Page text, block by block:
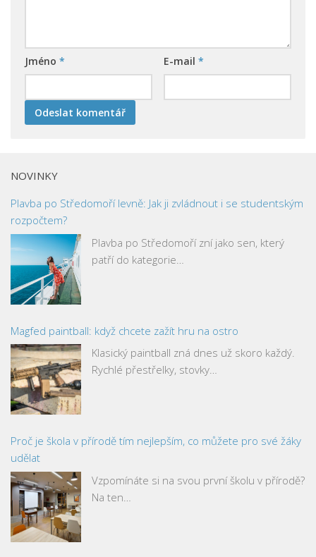
Jméno * E-mail *
NOVINKY
Plavba po Středomoří levně: Jak ji zvládnout i se studentským
rozpočtem?
Plavba po Středomoří zní jako sen, který
patří do kategorie…
Magfed paintball: když chcete zažít hru na ostro
Klasický paintball zná dnes už skoro každý.
Rychlé přestřelky, stovky…
Proč je škola v přírodě tím nejlepším, co můžete pro své žáky
udělat
Vzpomínáte si na svou první školu v přírodě?
Na ten…